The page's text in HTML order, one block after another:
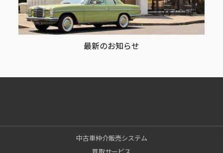
最新のお知らせ
中古車仲介販売システム